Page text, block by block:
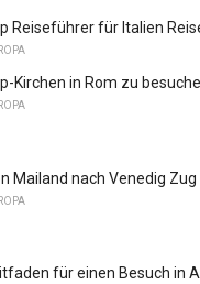
Reiseführer für Italien
Kirchen in Rom zu
Mailand nach Venedig Zug
für einen Besuch in